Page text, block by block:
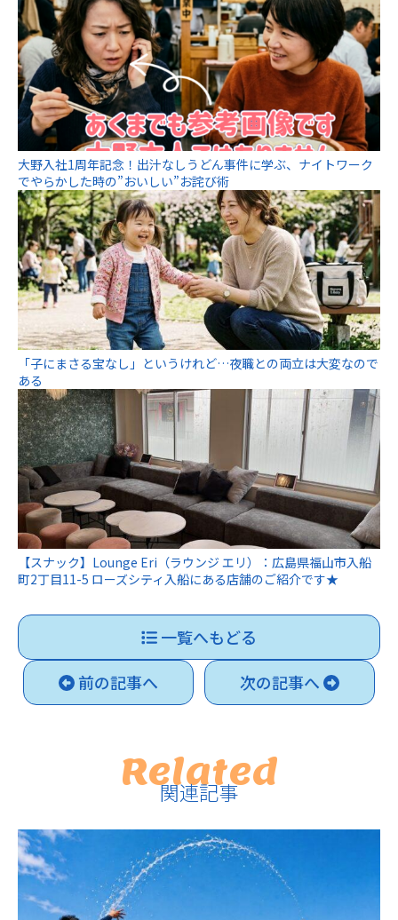
大野入社1周年記念！出汁なしうどん事件に学ぶ、ナイトワーク
でやらかした時の”おいしい”お詫び術
「子にまさる宝なし」というけれど…夜職との両立は大変なので
ある
【スナック】Lounge Eri（ラウンジ エリ）：広島県福山市入船
町2丁目11-5 ローズシティ入船にある店舗のご紹介です★
一覧へもどる
前の記事へ
次の記事へ
Related
関連記事